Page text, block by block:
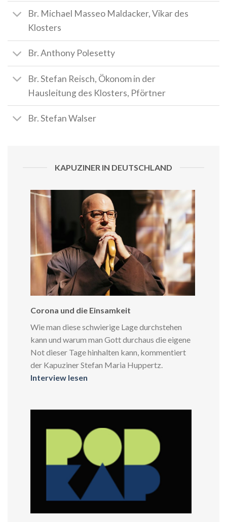
Br. Michael Masseo Maldacker, Vikar des
Klosters
Br. Anthony Polesetty
Br. Stefan Reisch, Ökonom in der
Hausleitung des Klosters, Pförtner
Br. Stefan Walser
KAPUZINER IN DEUTSCHLAND
Corona und die Einsamkeit
Wie man diese schwierige Lage durchstehen
kann und warum man Gott durchaus die eigene
Not dieser Tage hinhalten kann, kommentiert
der Kapuziner Stefan Maria Huppertz.
Interview lesen